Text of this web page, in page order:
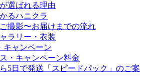
選ばれる理由
るハニクラ
撮影〜お届けまでの流れ
ラリー・衣装
キャンペーン
・キャンペーン料金
5日で発送「スピードパック」のご案